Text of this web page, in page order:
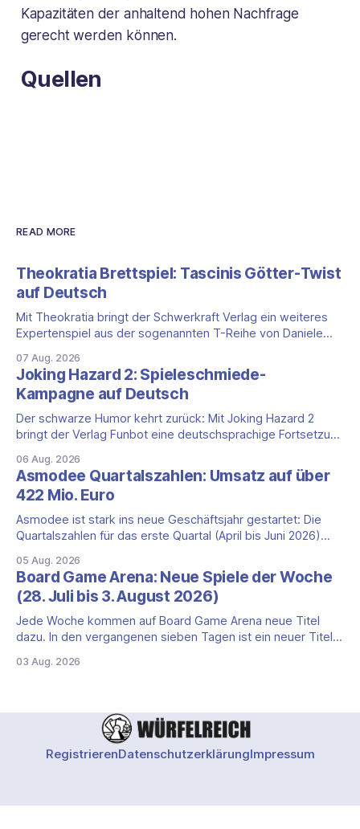
Kapazitäten der anhaltend hohen Nachfrage
gerecht werden können.
Quellen
READ MORE
Theokratia Brettspiel: Tascinis Götter-Twist
auf Deutsch
Mit Theokratia bringt der Schwerkraft Verlag ein weiteres
Expertenspiel aus der sogenannten T-Reihe von Daniele
Tekhenu und Tzolk'in gehören. Der Aufhänger ist ein
ungewöhnlicher Perspektivwechsel: Sie steuern nicht die
eigene Zivilisation, sondern eine hochentwickelte
außerirdische Gottheit, die vier
07 Aug. 2026
Joking Hazard 2: Spieleschmiede-
Kampagne auf Deutsch
Der schwarze Humor kehrt zurück: Mit Joking Hazard 2
bringt der Verlag Funbot eine deutschsprachige Fortsetzung
Happiness (Explosm) auf die Spieleschmiede. Wir ordnen
ein, was die Kampagne unter dem Motto „Die fiesen
Comics sind zurück!" bietet und wo sie schweigt.
06 Aug. 2026
Asmodee Quartalszahlen: Umsatz auf über
422 Mio. Euro
Asmodee ist stark ins neue Geschäftsjahr gestartet: Die
Quartalszahlen für das erste Quartal (April bis Juni 2026)
Prozent auf 422,1 Millionen Euro. Getragen wird das
Wachstum weiter von den Sammelkartenspielen, doch
erstmals seit Monaten zeigt auch das klassische
Brettspielgeschäft wieder
05 Aug. 2026
Board Game Arena: Neue Spiele der Woche
(28. Juli bis 3. August 2026)
Jede Woche kommen auf Board Game Arena neue Titel
dazu. In den vergangenen sieben Tagen ist ein neuer Titel
bekanntesten kooperativen Zombiespiele. Wir stellen dir
Zombicide: 2nd
03 Aug. 2026
RegistrierenDatenschutzerklärungImpressum